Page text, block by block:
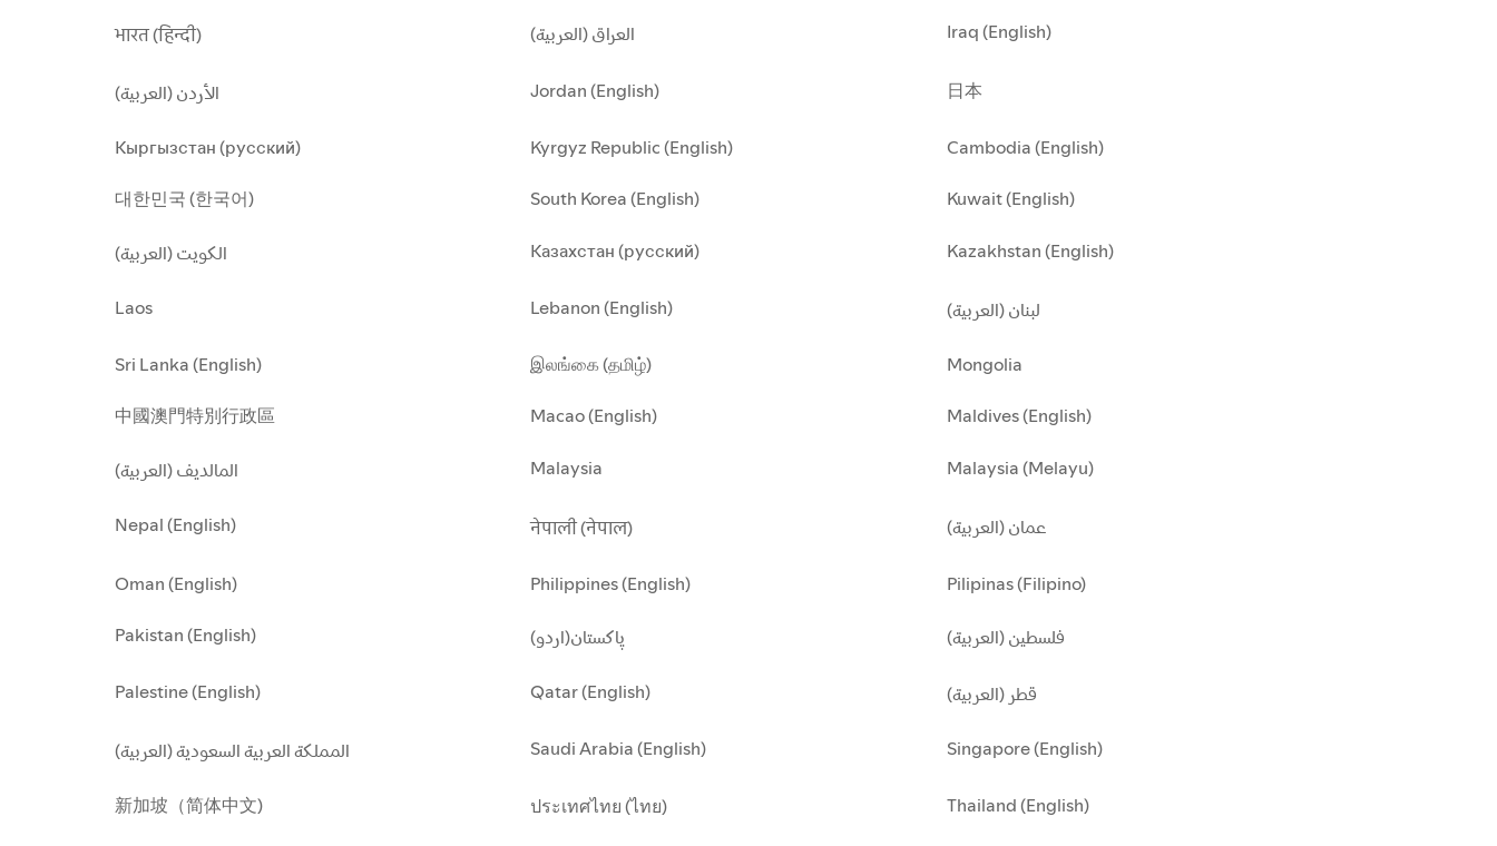
भारत (हिन्दी) العراق (العربية) Iraq (English)
الأردن (العربية) Jordan (English) 日本
Кыргызстан (русский) Kyrgyz Republic (English) Cambodia (English)
대한민국 (한국어) South Korea (English) Kuwait (English)
الكويت (العربية) Казахстан (русский) Kazakhstan (English)
Laos Lebanon (English) لبنان (العربية)
Sri Lanka (English) இலங்கை (தமிழ்) Mongolia
中國澳門特別行政區 Macao (English) Maldives (English)
المالديف (العربية) Malaysia Malaysia (Melayu)
Nepal (English) नेपाली (नेपाल) عمان (العربية)
Oman (English) Philippines (English) Pilipinas (Filipino)
Pakistan (English) پاکستان(اردو) فلسطين (العربية)
Palestine (English) Qatar (English) قطر (العربية)
المملكة العربية السعودية (العربية) Saudi Arabia (English) Singapore (English)
新加坡（简体中文) ประเทศไทย (ไทย) Thailand (English)